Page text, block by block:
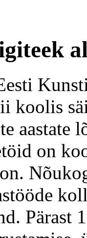
koolis
aastate
on
Pärast